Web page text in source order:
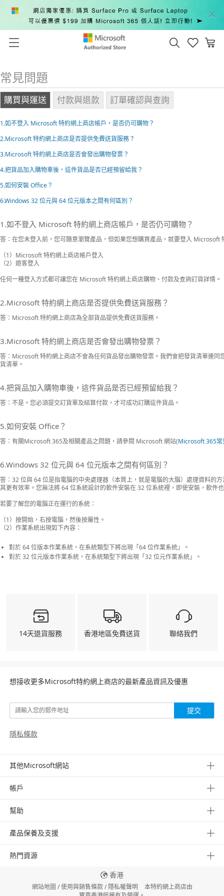
常見問題
購買與運送 付款與退款 訂單確認與查詢
1.如不登入 Microsoft 特約網上商店帳戶，是否仍可購物？
2.Microsoft 特約網上商店是否提供免費送貨服務？
3.Microsoft 特約網上商店是否會發出購物發票？
4.把貨品加入購物車後，這件貨品是否已經預留給我？
5.如何安裝 Office？
6.Windows 32 位元與 64 位元版本之間有何區別？
1.如不登入 Microsoft 特約網上商店帳戶，是否仍可購物？
答：在您未登入前，您可隨意瀏覽產品，但如果您想購買產品，就要登入 Microsoft
（1）Microsoft 特約網上商店帳戶登入
（2）遊客登入
任何一種登入方式都可讓您在 Microsoft 特約網上商店購物、付款及查詢訂貨詳情。
2.Microsoft 特約網上商店是否提供免費送貨服務？
答：Microsoft 特約網上商店為全部貨品提供免費送貨服務。
3.Microsoft 特約網上商店是否會發出購物發票？
答：Microsoft 特約網上商店不會為任何貨品發出購物發票。我們會把發貨清單連
貨清單。
4.把貨品加入購物車後，這件貨品是否已經預留給我？
答：不是。您必須提交訂貨單及結算付款，才可成功訂購這件貨品。
5.如何安裝 Office？
答：有關Microsoft 365及相關產品之問題，請參閱 Microsoft 網站(Microsoft 365常
6.Windows 32 位元與 64 位元版本之間有何區別？
答：32 位與 64 位是指電腦的中央處理器（本質上，就是電腦的大腦）處理資料的
其更有效率。您無法將 64 位系統設計的軟件安裝在 32 位系統裡，即使安裝，軟件
若要了解您的電腦正在運行的系統：
（1）按開始，右按電腦，然後按屬性。
（2）作業系統出現如下內容：
對於 64 位版本作業系統，在系統類型下將出現「64 位作業系統」。
對於 32 位元版本作業系統，在系統類型下將出現「32 位元作業系統」。
14天退貨服務 香港地區免費送貨 聯絡我們
想接收更多Microsoft特約網上商店的最新產品資訊及優惠
提交
隱私條款
其他Microsoft網站
帳戶
幫助
產品保養及支援
熱門資源
香港
網站地圖 /使用與銷售條款/ 隱私權聲明
本特約網上商店由